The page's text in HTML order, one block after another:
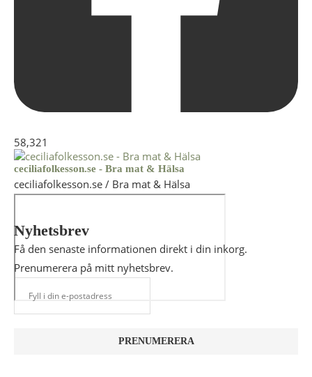
58,321
ceciliafolkesson.se - Bra mat & Hälsa
ceciliafolkesson.se / Bra mat & Hälsa
Nyhetsbrev
Få den senaste informationen direkt i din inkorg.
Prenumerera på mitt nyhetsbrev.